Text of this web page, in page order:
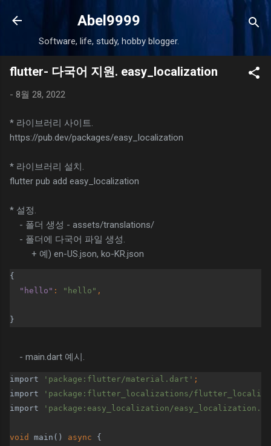
기본 콘텐츠로 건너뛰기
Abel9999
Software, life, study, hobby blogger.
flutter- 다국어 지원. easy_localization
- 8월 28, 2022
* 라이브러리 사이트.
https://pub.dev/packages/easy_localization
* 라이브러리 설치.
flutter pub add easy_localization
* 설정.
- 폴더 생성 - assets/translations/
- 폴더에 다국어 파일 생성.
+ 예) en-US.json, ko-KR.json
{
"hello" : "hello" ,
}
- main.dart 예시.
import 'package:flutter/material.dart' ;
import
'package:flutter_localizations/
import
'package:easy_localization/
void main() async {